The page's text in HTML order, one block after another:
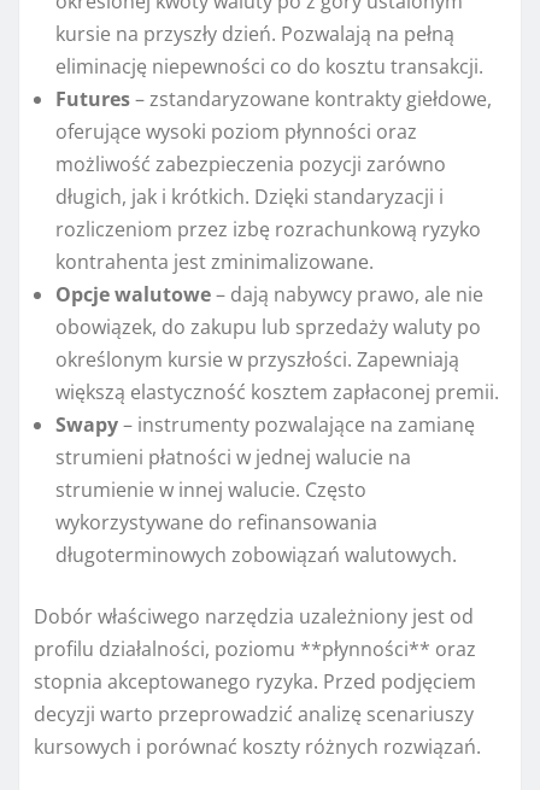
kursie na przyszły dzień. Pozwalają na pełną
eliminację niepewności co do kosztu transakcji.
Futures– zstandaryzowane kontrakty giełdowe,
oferujące wysoki poziom płynności oraz
możliwość zabezpieczenia pozycji zarówno
długich, jak i krótkich. Dzięki standaryzacji i
rozliczeniom przez izbę rozrachunkową ryzyko
kontrahenta jest zminimalizowane.
Opcje walutowe– dają nabywcy prawo, ale nie
obowiązek, do zakupu lub sprzedaży waluty po
określonym kursie w przyszłości. Zapewniają
większą elastyczność kosztem zapłaconej premii.
Swapy– instrumenty pozwalające na zamianę
strumieni płatności w jednej walucie na
strumienie w innej walucie. Często
wykorzystywane do refinansowania
długoterminowych zobowiązań walutowych.
Dobór właściwego narzędzia uzależniony jest od
profilu działalności, poziomu **płynności** oraz
stopnia akceptowanego ryzyka. Przed podjęciem
decyzji warto przeprowadzić analizę scenariuszy
kursowych i porównać koszty różnych rozwiązań.